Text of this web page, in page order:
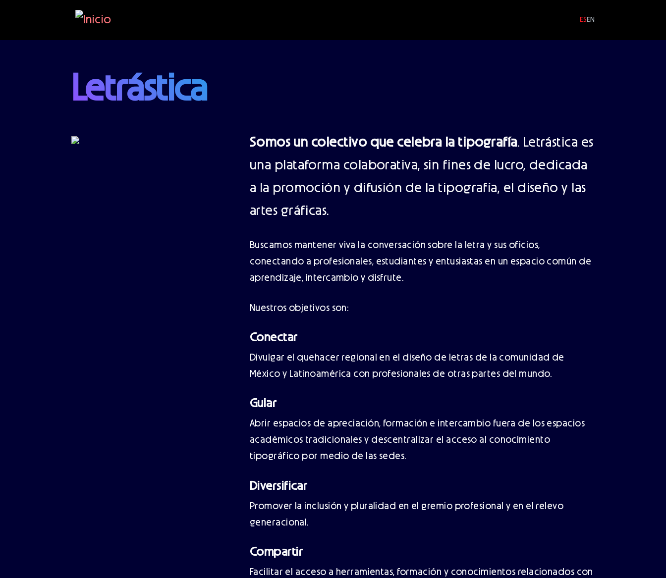
ES EN
Letrástica
Somos un colectivo que celebra la tipografía. Letrástica es
una plataforma colaborativa, sin fines de lucro, dedicada
a la promoción y difusión de la tipografía, el diseño y las
artes gráficas.
Buscamos mantener viva la conversación sobre la letra y sus oficios,
conectando a profesionales, estudiantes y entusiastas en un espacio común de
aprendizaje, intercambio y disfrute.
Nuestros objetivos son:
Conectar
Divulgar el quehacer regional en el diseño de letras de la comunidad de
México y Latinoamérica con profesionales de otras partes del mundo.
Guiar
Abrir espacios de apreciación, formación e intercambio fuera de los espacios
académicos tradicionales y descentralizar el acceso al conocimiento
tipográfico por medio de las sedes.
Diversificar
Promover la inclusión y pluralidad en el gremio profesional y en el relevo
generacional.
Compartir
Facilitar el acceso a herramientas, formación y conocimientos relacionados con